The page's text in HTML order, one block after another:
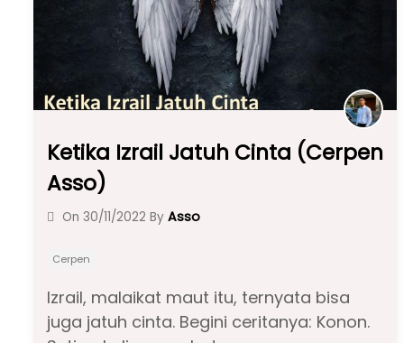
Ketika Izrail Jatuh Cinta (Cerpen
Asso)
On 30/11/2022 By Asso
Cerpen
Izrail, malaikat maut itu, ternyata bisa
juga jatuh cinta. Begini ceritanya: Konon.